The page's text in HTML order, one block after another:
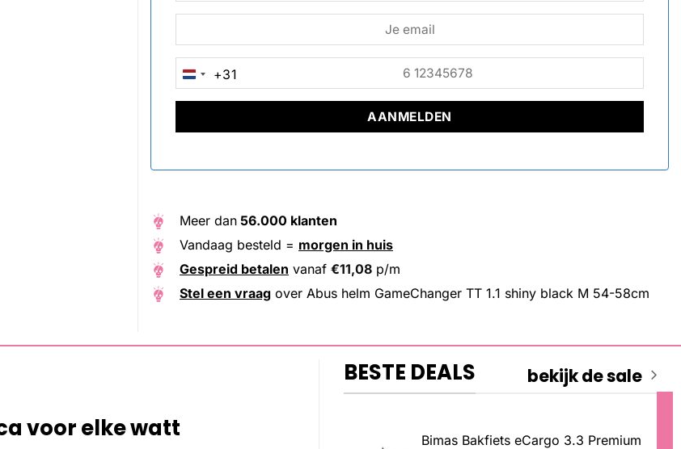
NETHERLANDS
+31
+31
Meer dan 56.000 klanten
Vandaag besteld = morgen in huis
Gespreid betalen vanaf €11,08 p/m
Stel een vraag over Abus helm GameChanger TT 1.1 shiny black M 54-58cm
voor elke watt
BESTE DEALS bekijk de sale
Bimas Bakfiets eCargo 3.3 Premium